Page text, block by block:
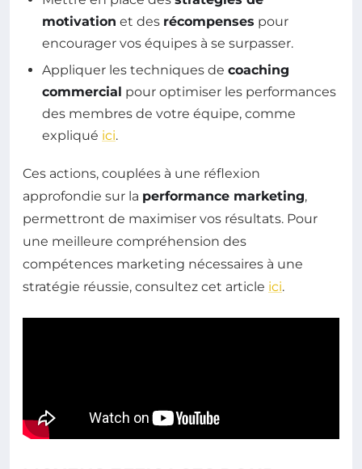
motivation et des récompenses pour
encourager vos équipes à se surpasser.
Appliquer les techniques de coaching
commercial pour optimiser les performances
des membres de votre équipe, comme
expliqué ici.
Ces actions, couplées à une réflexion
approfondie sur la performance marketing,
permettront de maximiser vos résultats. Pour
une meilleure compréhension des
compétences marketing nécessaires à une
stratégie réussie, consultez cet article ici.